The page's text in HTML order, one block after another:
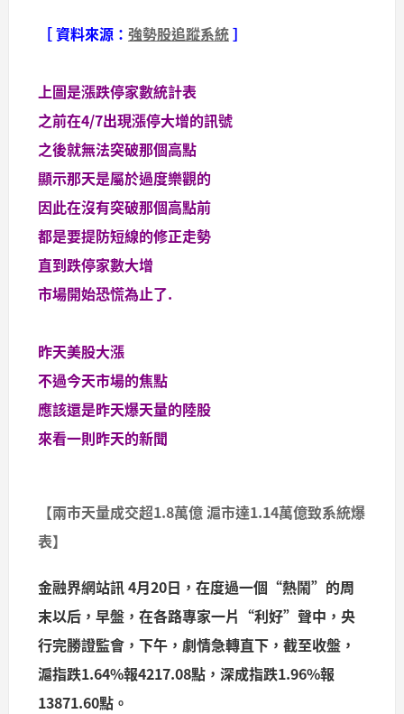
［ 資料來源： 強勢股追蹤系統］
上圖是漲跌停家數統計表
之前在4/7出現漲停大增的訊號
之後就無法突破那個高點
顯示那天是屬於過度樂觀的
因此在沒有突破那個高點前
都是要提防短線的修正走勢
直到跌停家數大增
市場開始恐慌為止了.
昨天美股大漲
不過今天市場的焦點
應該還是昨天爆天量的陸股
來看一則昨天的新聞
【兩市天量成交超1.8萬億 滬市達1.14萬億致系統爆
表】
金融界網站訊 4月20日，在度過一個“熱鬧”的周
末以后，早盤，在各路專家一片“利好”聲中，央
行完勝證監會，下午，劇情急轉直下，截至收盤，
滬指跌1.64%報4217.08點，深成指跌1.96%報
13871.60點。